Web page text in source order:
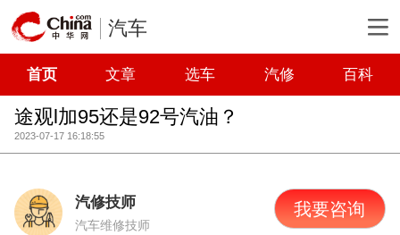
汽车
首页 文章 选车 汽修 百科
途观l加95还是92号汽油？
2023-07-17 16:18:55
汽修技师
汽车维修技师
我要咨询